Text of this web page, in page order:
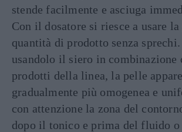
stende facilmente e asciuga
Con il dosatore si riesce a usare la
quantità di prodotto senza sprechi.
usandolo il siero in
prodotti della linea, la pelle appare
gradualmente più omogenea e
con attenzione la zona del
dopo il tonico e prima del fluido o